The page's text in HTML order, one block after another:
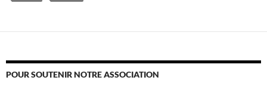
POUR SOUTENIR NOTRE ASSOCIATION